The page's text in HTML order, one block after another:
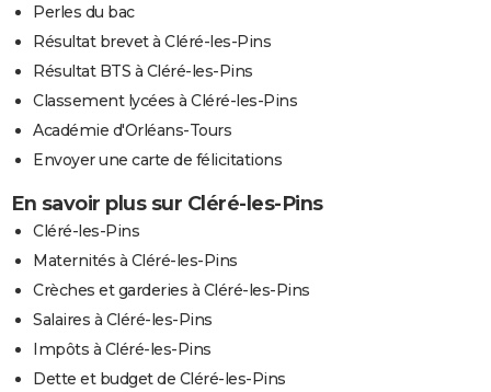
Perles du bac
Résultat brevet à Cléré-les-Pins
Résultat BTS à Cléré-les-Pins
Classement lycées à Cléré-les-Pins
Académie d'Orléans-Tours
Envoyer une carte de félicitations
En savoir plus sur Cléré-les-Pins
Cléré-les-Pins
Maternités à Cléré-les-Pins
Crèches et garderies à Cléré-les-Pins
Salaires à Cléré-les-Pins
Impôts à Cléré-les-Pins
Dette et budget de Cléré-les-Pins